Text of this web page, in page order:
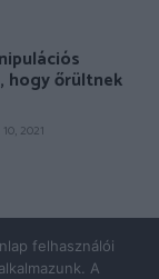
hogy őrültnek
2021
felhasználói
A